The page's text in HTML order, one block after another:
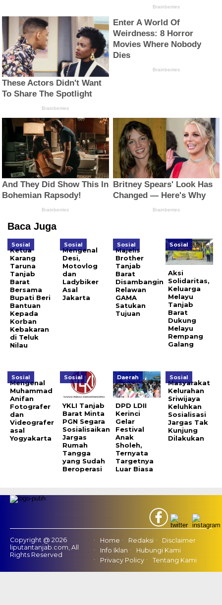
Baca Juga
Sosial
Ketua
Karang
Taruna
Tanjab
Barat
Bersama
Bupati Beri
Bantuan
Kepada
Korban
Kebakaran
di Teluk
Nilau
Sosial
Mengenal
Desi,
Motovlog
dan
Ladybiker
Asal
Jakarta
Sosial
Majelis
Brother
Tanjab
Barat
Disambangin
Relawan
GAMA
Satukan
Tujuan
Sosial
Aksi
Solidaritas,
Keluarga
Melayu
Tanjab
Barat
Dukung
Melayu
Rempang
Galang
Sosial
Mengenal
Muhammad
Anifan
Fotografer
dan
Videografer
asal
Yogyakarta
Sosial
YKLI Tanjab
Barat Minta
PGN Segara
Sosialisaikan
Jargas
Rumah
Tangga
yang Sudah
Beroperasi
Daerah
DPD LDII
Kerinci
Gelar
Festival
Anak
Sholeh,
Ternyata
Targetnya
Luar Biasa
Sosial
Masyarakat
Kelurahan
Sriwijaya
Keluhkan
Sosialisasi
Jargas Tak
Kunjung
Dilakukan
Copyright @ 2026
liputantanjab.com, All
Rights Reserved
Home Redaksi
Disclaimer
Info Iklan
Hubungi Kami
Privacy Policy
Tentang Kami